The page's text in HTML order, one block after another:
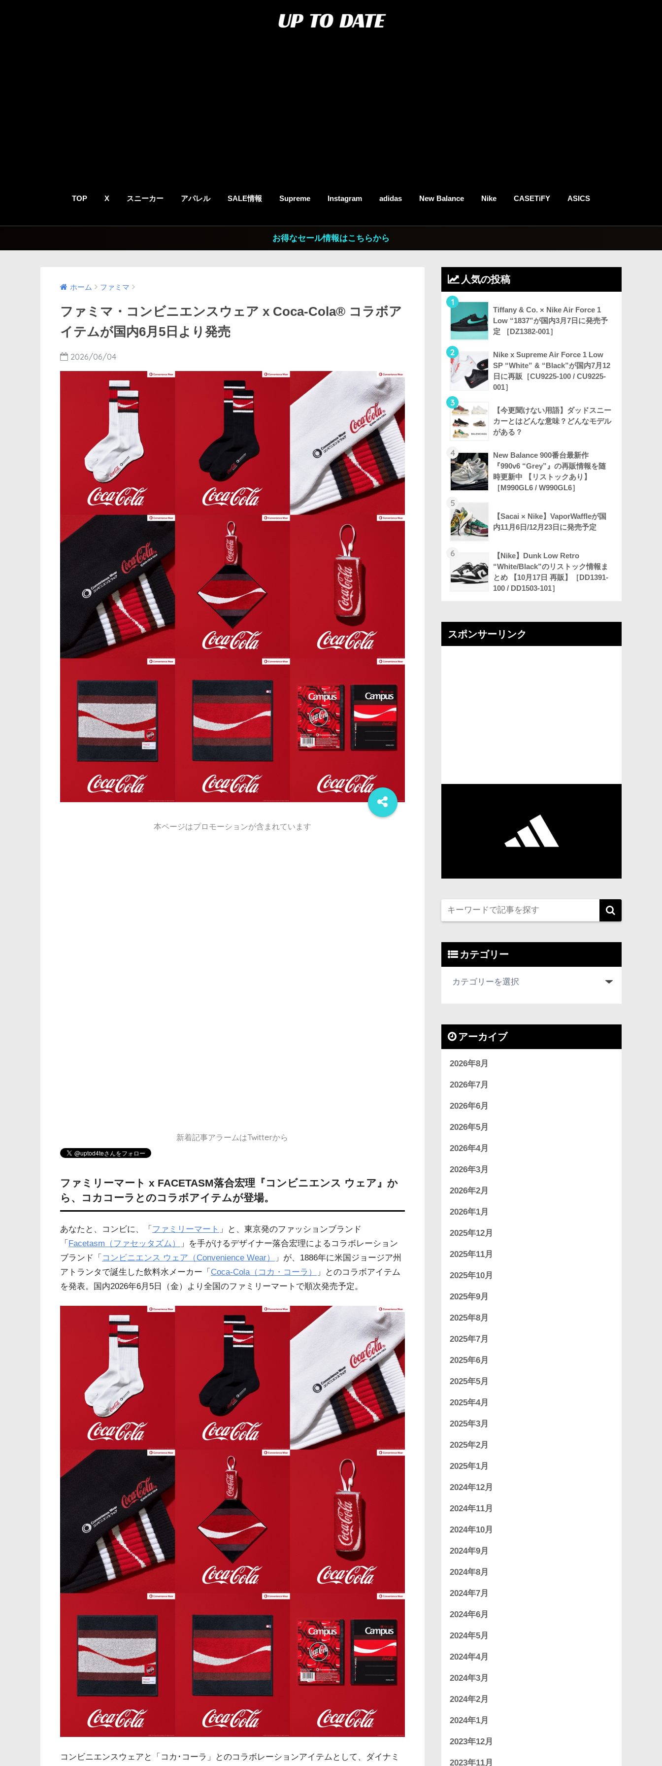
TOP X スニーカー アパレル SALE情報 Supreme Instagram adidas New Balance Nike CASETiFY ASICS
お得なセール情報はこちらから
ホーム ファミマ
ファミマ・コンビニエンスウェア x Coca-Cola® コラボア
イテムが国内6月5日より発売
2026/06/04
本ページはプロモーションが含まれています
新着記事アラームはTwitterから
ファミリーマート x FACETASM落合宏理『コンビニエンス ウェア』か
ら、コカコーラとのコラボアイテムが登場。
あなたと、コンビに、「 ファミリーマート 」と、東京発のファッションブランド
「 Facetasm（ファセッタズム）
」を手がけるデザイナー落合宏理によるコラボレーション
ブランド「 コンビニエンス ウェア（Convenience Wear）
」が、1886年に米国ジョージア州
アトランタで誕生した飲料水メーカー「 Coca-Cola（コカ・コーラ）
」とのコラボアイテム
を発表。国内2026年6月5日（金）より全国のファミリーマートで順次発売予定。
コンビニエンスウェアと「コカ･コーラ」とのコラボレーションアイテムとして、ダイナミ
人気の投稿
1
Tiffany & Co. × Nike Air Force 1
Low “1837”が国内3月7日に発売予
定 ［DZ1382-001］
2
Nike x Supreme Air Force 1 Low
SP “White” & “Black”が国内7月12
日に再販［CU9225-100 / CU9225-
001］
3
【今更聞けない用語】ダッドスニー
カーとはどんな意味？どんなモデル
がある？
4
New Balance 900番台最新作
『990v6 “Grey”』の再販情報を随
時更新中 【リストックあり】
［M990GL6 / W990GL6］
5
【Sacai × Nike】VaporWaffleが国
内11月6日/12月23日に発売予定
6
【Nike】Dunk Low Retro
“White/Black”のリストック情報ま
とめ 【10月17日 再販】［DD1391-
100 / DD1503-101］
スポンサーリンク
カテゴリー
アーカイブ
2026年8月
2026年7月
2026年6月
2026年5月
2026年4月
2026年3月
2026年2月
2026年1月
2025年12月
2025年11月
2025年10月
2025年9月
2025年8月
2025年7月
2025年6月
2025年5月
2025年4月
2025年3月
2025年2月
2025年1月
2024年12月
2024年11月
2024年10月
2024年9月
2024年8月
2024年7月
2024年6月
2024年5月
2024年4月
2024年3月
2024年2月
2024年1月
2023年12月
2023年11月